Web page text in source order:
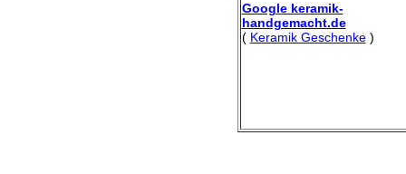
Google keramik-
handgemacht.de
( Keramik Geschenke)